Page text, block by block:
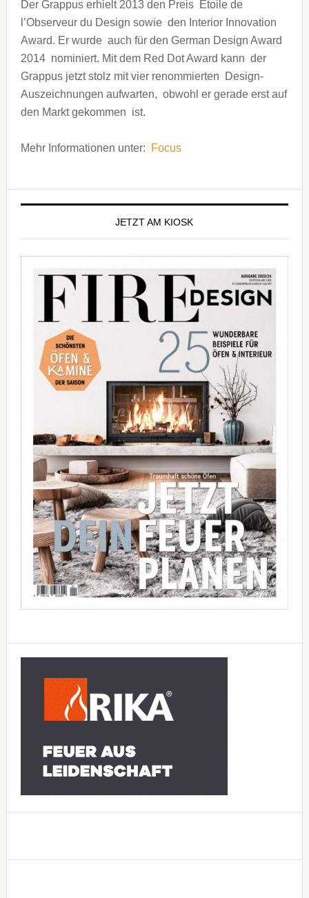
Der Grappus erhielt 2013 den Preis Etoile de
l’Observeur du Design sowie den Interior Innovation
Award. Er wurde auch für den German Design Award
2014 nominiert. Mit dem Red Dot Award kann der
Grappus jetzt stolz mit vier renommierten Design-
Auszeichnungen aufwarten, obwohl er gerade erst auf
den Markt gekommen ist.
Mehr Informationen unter: Focus
Seitenspalte
JETZT AM KIOSK